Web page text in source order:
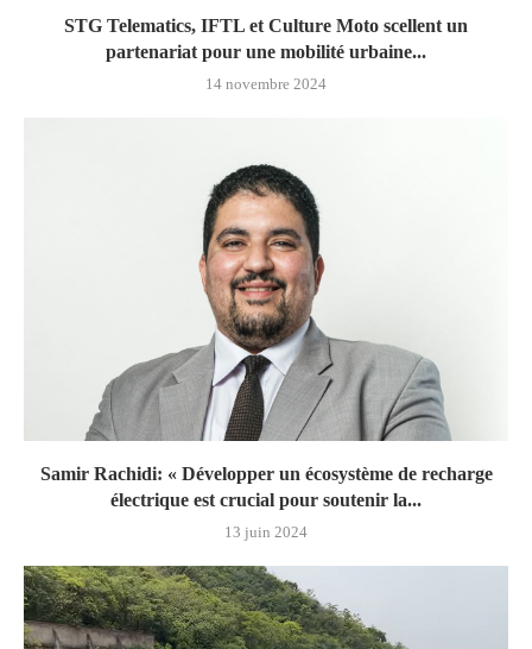
STG Telematics, IFTL et Culture Moto scellent un
partenariat pour une mobilité urbaine...
14 novembre 2024
Samir Rachidi: « Développer un écosystème de recharge
électrique est crucial pour soutenir la...
13 juin 2024